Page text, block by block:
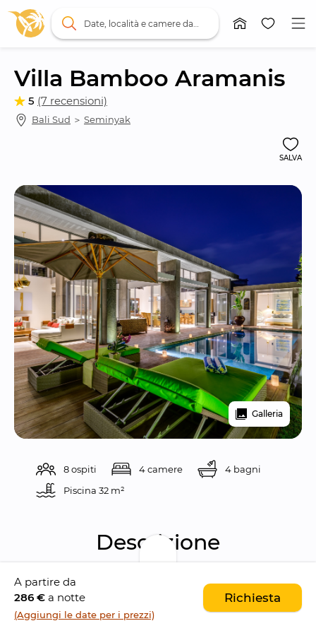
Villa Bamboo Aramanis
5 (7 recensioni)
Bali Sud ＞ Seminyak
SALVA
Galleria
8 ospiti 4 camere
4 bagni
Piscina 32 m²
Descrizione
Villa Bamboo è una lussuosa e moderna villa
da 4 camere da letto, parte del complesso di
ville Aramanis, nel cuore di Seminyak
A partire da
286 € a notte
(Aggiungi le date per i prezzi)
Richiesta